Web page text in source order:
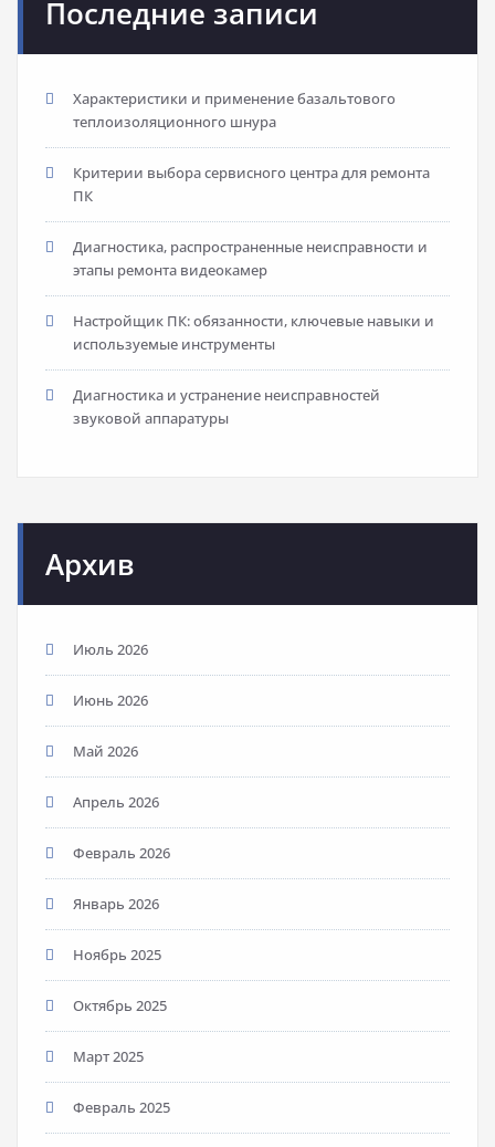
Последние записи
Характеристики и применение базальтового
теплоизоляционного шнура
Критерии выбора сервисного центра для ремонта
ПК
Диагностика, распространенные неисправности и
этапы ремонта видеокамер
Настройщик ПК: обязанности, ключевые навыки и
используемые инструменты
Диагностика и устранение неисправностей
звуковой аппаратуры
Архив
Июль 2026
Июнь 2026
Май 2026
Апрель 2026
Февраль 2026
Январь 2026
Ноябрь 2025
Октябрь 2025
Март 2025
Февраль 2025